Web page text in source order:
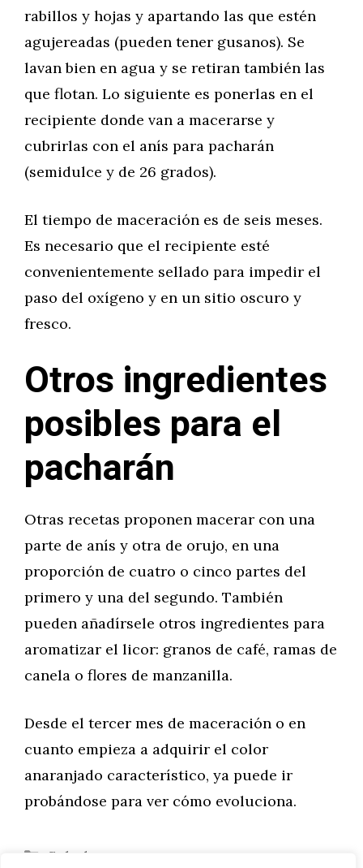
rabillos y hojas y apartando las que estén
agujereadas (pueden tener gusanos). Se
lavan bien en agua y se retiran también las
que flotan. Lo siguiente es ponerlas en el
recipiente donde van a macerarse y
cubrirlas con el anís para pacharán
(semidulce y de 26 grados).
El tiempo de maceración es de seis meses.
Es necesario que el recipiente esté
convenientemente sellado para impedir el
paso del oxígeno y en un sitio oscuro y
fresco.
Otros ingredientes
posibles para el
pacharán
Otras recetas proponen macerar con una
parte de anís y otra de orujo, en una
proporción de cuatro o cinco partes del
primero y una del segundo. También
pueden añadírsele otros ingredientes para
aromatizar el licor: granos de café, ramas de
canela o flores de manzanilla.
Desde el tercer mes de maceración o en
cuanto empieza a adquirir el color
anaranjado característico, ya puede ir
probándose para ver cómo evoluciona.
Categorías
Salud